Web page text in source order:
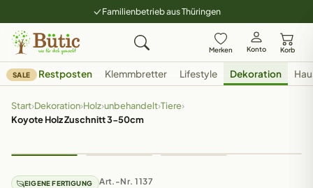
Familienbetrieb aus Thüringen
Merken Konto Korb
SALE Restposten Klemmbretter Lifestyle Dekoration
Start›Dekoration›Holz›unbehandelt›Tiere›
Koyote Holz Zuschnitt 3-50cm
EIGENE FERTIGUNG Art.-Nr. 1137